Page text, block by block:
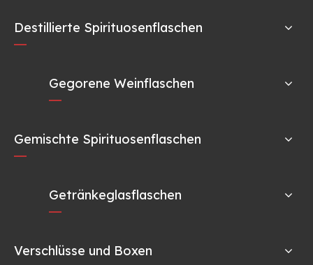
Destillierte Spirituosenflaschen
Gegorene Weinflaschen
Gemischte Spirituosenflaschen
Getränkeglasflaschen
Verschlüsse und Boxen